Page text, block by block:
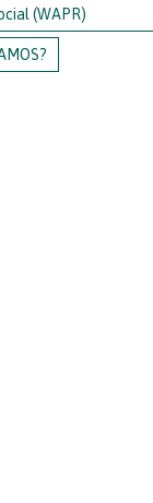
(WAPR)